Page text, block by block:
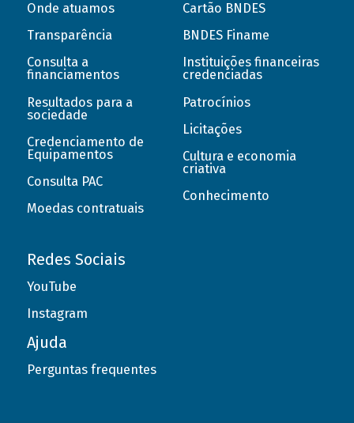
Onde atuamos
Transparência
Consulta a
financiamentos
Resultados para a
sociedade
Credenciamento de
Equipamentos
Consulta PAC
Moedas contratuais
Cartão BNDES
BNDES Finame
Instituições financeiras
credenciadas
Patrocínios
Licitações
Cultura e economia
criativa
Conhecimento
Redes Sociais
YouTube
Instagram
Ajuda
Perguntas frequentes